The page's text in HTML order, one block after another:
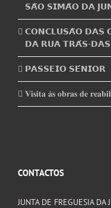
𝗦𝗔̃𝗢 𝗦𝗜𝗠𝗔̃𝗢 𝗗𝗔
𝗖𝗢𝗡𝗖𝗟𝗨𝗦𝗔̃𝗢 𝗗𝗔𝗦
𝗗𝗔 𝗥𝗨𝗔 𝗧𝗥𝗔́𝗦-
𝗣𝗔𝗦𝗦𝗘𝗜𝗢 𝗦𝗘́𝗡𝗜𝗢𝗥
𝐕𝐢𝐬𝐢𝐭𝐚 𝐚̀𝐬 𝐨𝐛𝐫𝐚𝐬 𝐝𝐞
CONTACTOS
JUNTA DE FREGUESIA DA